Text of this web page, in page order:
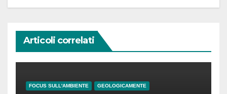
Articoli correlati
FOCUS SULL'AMBIENTE GEOLOGICAMENTE